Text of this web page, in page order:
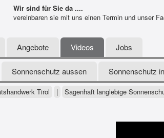
Wir sind für Sie da ....
vereinbaren sie mit uns einen Termin und unser
Angebote Videos Jobs
Sonnenschutz aussen Sonnenschutz
Tirol | Sagenhaft langlebige